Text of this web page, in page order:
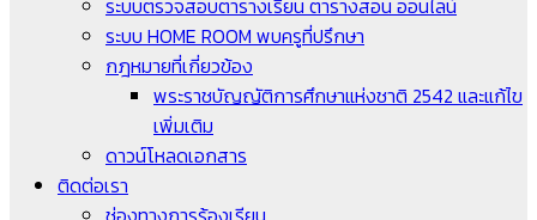
ระบบตรวจสอบตารางเรียน ตารางสอน ออนไลน์
ระบบ HOME ROOM พบครูที่ปรึกษา
กฎหมายที่เกี่ยวข้อง
พระราชบัญญัติการศึกษาแห่งชาติ 2542 และแก้ไข
เพิ่มเติม
ดาวน์โหลดเอกสาร
ติดต่อเรา